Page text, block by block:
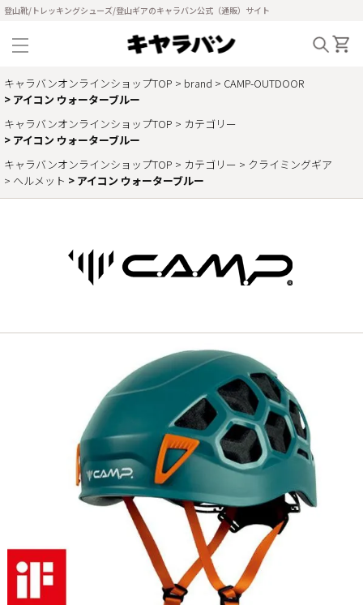
登山靴/トレッキングシューズ/登山ギアのキャラバン公式（通販）サイト
キャラバンオンラインショップTOP brand
CAMP-OUTDOOR
アイコン ウォーターブルー
キャラバンオンラインショップTOP
カテゴリー
アイコン ウォーターブルー
キャラバンオンラインショップTOP
カテゴリー
クライミングギア
ヘルメット
アイコン ウォーターブルー